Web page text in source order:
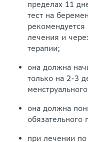
пределах 11
тест на
лечения и
терапии;
она должна
только на 2-3
она должна
при лечении